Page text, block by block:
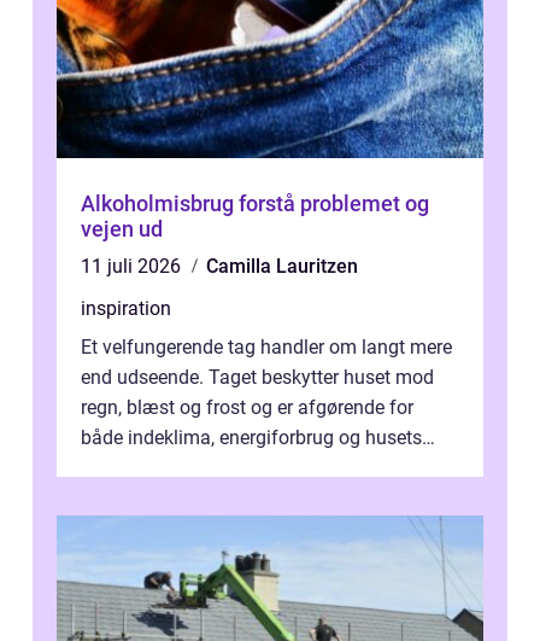
Alkoholmisbrug forstå problemet og
vejen ud
11 juli 2026
Camilla Lauritzen
inspiration
Et velfungerende tag handler om langt mere
end udseende. Taget beskytter huset mod
regn, blæst og frost og er afgørende for
både indeklima, energiforbrug og husets